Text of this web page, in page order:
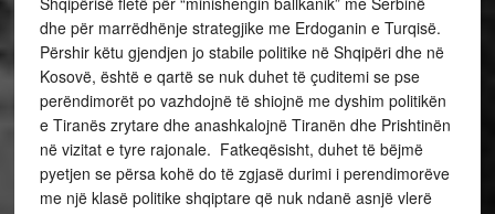
dhe për marrëdhënje strategjike me Erdoganin e Turqisë.
Përshir këtu gjendjen jo stabile politike në Shqipëri dhe në
Kosovë, është e qartë se nuk duhet të çuditemi se pse
perëndimorët po vazhdojnë të shiojnë me dyshim politikën
e Tiranës zrytare dhe anashkalojnë Tiranën dhe Prishtinën
në vizitat e tyre rajonale. Fatkeqësisht, duhet të bëjmë
pyetjen se përsa kohë do të zgjasë durimi i perendimorëve
me një klasë politike shqiptare që nuk ndanë asnjë vlerë